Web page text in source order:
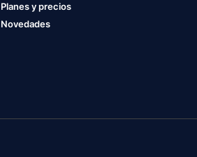
Planes y precios
Novedades